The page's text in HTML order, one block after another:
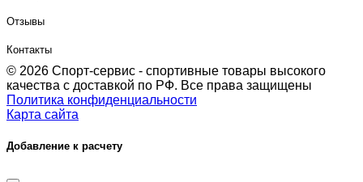
Отзывы
Контакты
© 2026 Спорт-сервис - спортивные товары высокого
качества с доставкой по РФ. Все права защищены
Политика конфиденциальности
Карта сайта
Добавление к расчету